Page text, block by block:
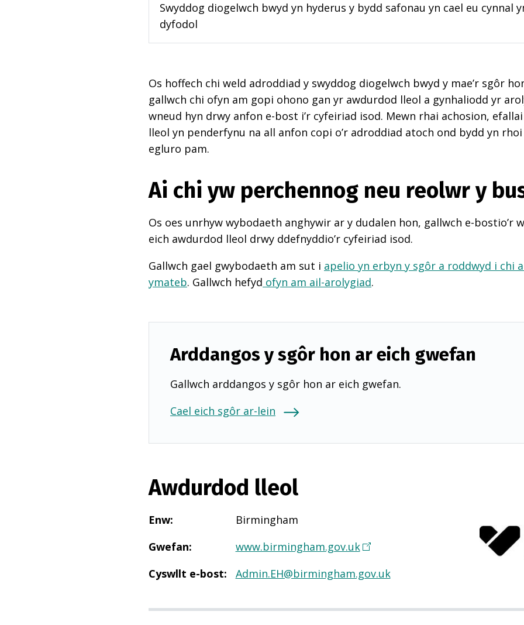
Swyddog diogelwch bwyd yn hyderus y bydd safonau yn cael eu cynnal
dyfodol
Os hoffech chi weld adroddiad y swyddog diogelwch bwyd y mae’r sgôr
gallwch chi ofyn am gopi ohono gan yr awdurdod lleol a gynhaliodd yr
wneud hyn drwy anfon e-bost i’r cyfeiriad isod. Mewn rhai achosion,
lleol yn penderfynu na all anfon copi o’r adroddiad atoch ond bydd yn
egluro pam.
Ai chi yw perchennog neu reolwr y
Os oes unrhyw wybodaeth anghywir ar y dudalen hon, gallwch e-bostio’r
eich awdurdod lleol drwy ddefnyddio’r cyfeiriad isod.
Gallwch gael gwybodaeth am sut i apelio yn erbyn y sgôr a roddwyd i chi
ymateb. Gallwch hefyd ofyn am ail-arolygiad.
Arddangos y sgôr hon ar eich gwefan
Gallwch arddangos y sgôr hon ar eich gwefan.
Cael eich sgôr ar-lein
Awdurdod lleol
Enw:
Birmingham
Gwefan: www.birmingham.gov.uk(
n
g
Cyswllt e-bost: Admin.EH@birmingham.gov.uk